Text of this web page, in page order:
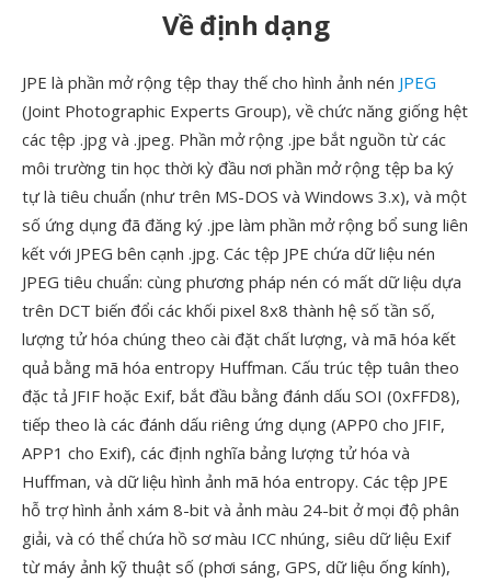
Về định dạng
JPE là phần mở rộng tệp thay thế cho hình ảnh nén JPEG
(Joint Photographic Experts Group), về chức năng giống hệt
các tệp .jpg và .jpeg. Phần mở rộng .jpe bắt nguồn từ các
môi trường tin học thời kỳ đầu nơi phần mở rộng tệp ba ký
tự là tiêu chuẩn (như trên MS-DOS và Windows 3.x), và một
số ứng dụng đã đăng ký .jpe làm phần mở rộng bổ sung liên
kết với JPEG bên cạnh .jpg. Các tệp JPE chứa dữ liệu nén
JPEG tiêu chuẩn: cùng phương pháp nén có mất dữ liệu dựa
trên DCT biến đổi các khối pixel 8x8 thành hệ số tần số,
lượng tử hóa chúng theo cài đặt chất lượng, và mã hóa kết
quả bằng mã hóa entropy Huffman. Cấu trúc tệp tuân theo
đặc tả JFIF hoặc Exif, bắt đầu bằng đánh dấu SOI (0xFFD8),
tiếp theo là các đánh dấu riêng ứng dụng (APP0 cho JFIF,
APP1 cho Exif), các định nghĩa bảng lượng tử hóa và
Huffman, và dữ liệu hình ảnh mã hóa entropy. Các tệp JPE
hỗ trợ hình ảnh xám 8-bit và ảnh màu 24-bit ở mọi độ phân
giải, và có thể chứa hồ sơ màu ICC nhúng, siêu dữ liệu Exif
từ máy ảnh kỹ thuật số (phơi sáng, GPS, dữ liệu ống kính),